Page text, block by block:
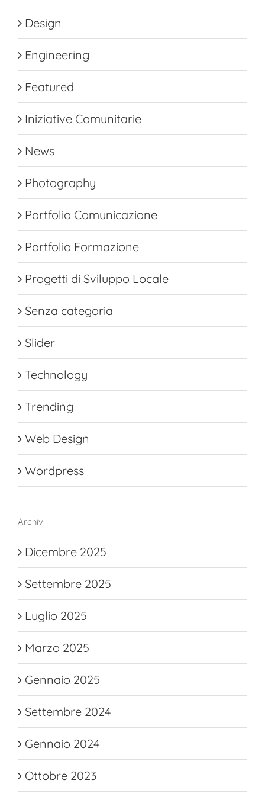
Design
Engineering
Featured
Iniziative Comunitarie
News
Photography
Portfolio Comunicazione
Portfolio Formazione
Progetti di Sviluppo Locale
Senza categoria
Slider
Technology
Trending
Web Design
Wordpress
Archivi
Dicembre 2025
Settembre 2025
Luglio 2025
Marzo 2025
Gennaio 2025
Settembre 2024
Gennaio 2024
Ottobre 2023